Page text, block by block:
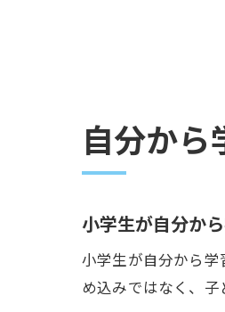
自分か
小学生が自分か
小学生が自分から
め込みではなく、子